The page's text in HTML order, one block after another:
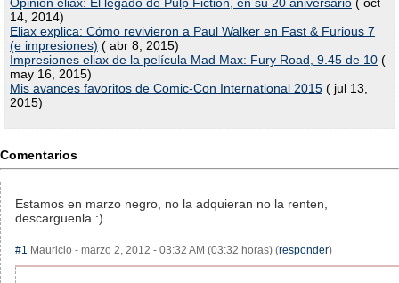
14, 2014)
Eliax explica: Cómo revivieron a Paul Walker en Fast & Furious 7
(e impresiones) ( abr 8, 2015)
Impresiones eliax de la película Mad Max: Fury Road, 9.45 de 10 (
may 16, 2015)
Mis avances favoritos de Comic-Con International 2015 ( jul 13,
2015)
Comentarios
Estamos en marzo negro, no la adquieran no la renten,
descarguenla :)
#1 Mauricio - marzo 2, 2012 - 03:32 AM (03:32 horas) (responder)